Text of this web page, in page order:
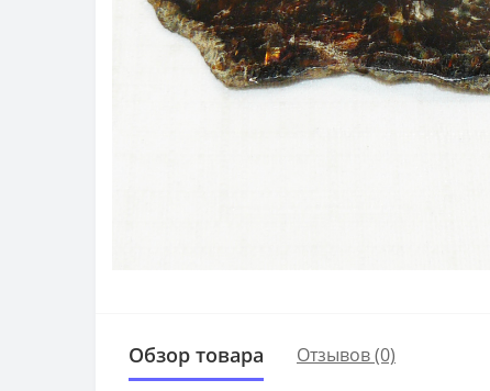
Обзор товара Отзывов (0)